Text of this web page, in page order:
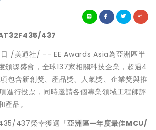
AT32F435/437
/美通社/ -- EE Awards Asia為亞洲區半
頒獎盛會，全球137家相關科技企業，超過4
包含新創獎、產品獎、人氣獎、企業獎與推
進行投票，同時邀請各個專業領域工程師評
產品。
437榮幸獲選「亞洲 區—年度最佳MCU/